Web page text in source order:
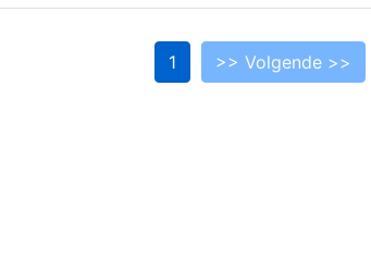
1 >> Volgende >>